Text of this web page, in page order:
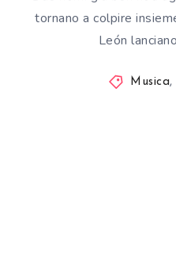
tornano a colpire
León
Musica,